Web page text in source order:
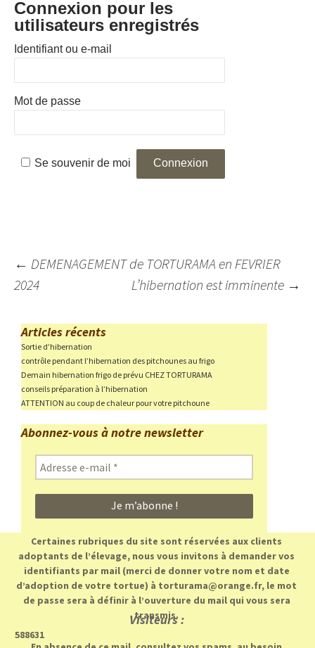
Connexion pour les
utilisateurs enregistrés
Identifiant ou e-mail
Mot de passe
Se souvenir de moi
Navigation
des
← DEMENAGEMENT de TORTURAMA en FEVRIER
2024
L’hibernation est imminente →
Articles récents
Sortie d’hibernation
contrôle pendant l’hibernation des pitchounes au frigo
Demain hibernation frigo de prévu CHEZ TORTURAMA
conseils préparation à l’hibernation
ATTENTION au coup de chaleur pour votre pitchoune
Abonnez-vous à notre newsletter
Adresse
e-
mail
Certaines rubriques du site sont réservées aux clients
adoptants de l’élevage, nous vous invitons à demander vos
identifiants par mail (merci de donner votre nom et date
d’adoption de votre tortue) à torturama@orange.fr, le mot
de passe sera à définir à l’ouverture du mail qui vous sera
transmis.
Visiteurs :
588631